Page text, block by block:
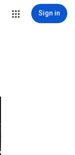
Sign in